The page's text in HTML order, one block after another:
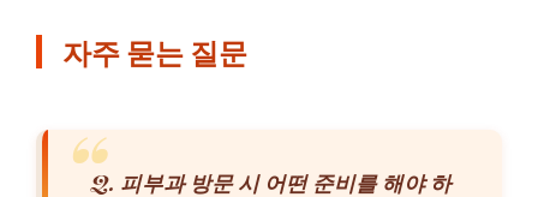
자주 묻는 질문
Q. 피부과 방문 시 어떤 준비를 해야 하